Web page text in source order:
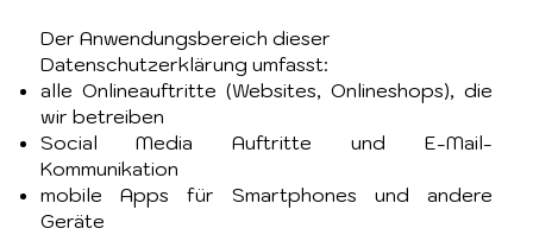
Der Anwendungsbereich dieser
Datenschutzerklärung umfasst:
alle Onlineauftritte (Websites, Onlineshops), die
wir betreiben
Social Media Auftritte und E-Mail-
Kommunikation
mobile Apps für Smartphones und andere
Geräte